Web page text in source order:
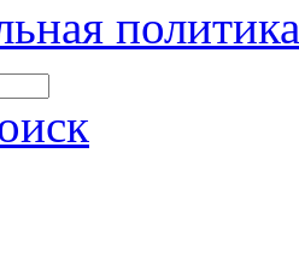
политика